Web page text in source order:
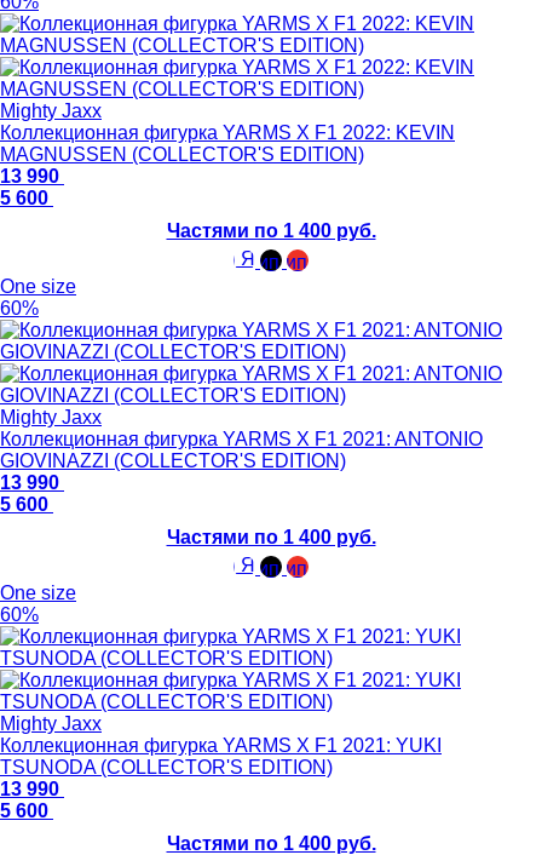
Mighty Jaxx
Коллекционная фигурка YARMS X F1 2022: KEVIN
MAGNUSSEN (COLLECTOR'S EDITION)
13 990
5 600
Частями по 1 400 руб.
One size
60%
Mighty Jaxx
Коллекционная фигурка YARMS X F1 2021: ANTONIO
GIOVINAZZI (COLLECTOR'S EDITION)
13 990
5 600
Частями по 1 400 руб.
One size
60%
Mighty Jaxx
Коллекционная фигурка YARMS X F1 2021: YUKI
TSUNODA (COLLECTOR'S EDITION)
13 990
5 600
Частями по 1 400 руб.